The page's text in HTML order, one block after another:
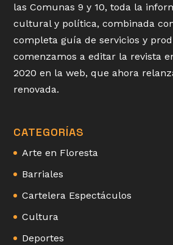
las Comunas 9 y 10, toda la
cultural y política, combinada
completa guía de servicios y
comenzamos a editar la revista
2020 en la web, que ahora
renovada.
CATEGORÍAS
Arte en Floresta
Barriales
Cartelera Espectáculos
Cultura
Deportes